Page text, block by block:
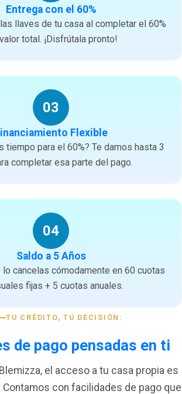
Entrega con el 60%
llaves de tu casa al completar el 60%
total. ¡Disfrútala pronto!
03
Flexible
tiempo para el 60%? Te damos hasta 3
completar esa parte del pago.
04
Saldo a 5 Años
lo cancelas cómodamente en 60 cuotas
fijas + 5 cuotas anuales.
TU CRÉDITO, TU DECISIÓN:
de pago pensadas en ti
el acceso a tu casa propia es
con facilidades de pago que